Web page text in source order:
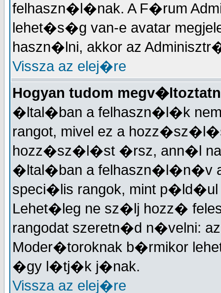
felhaszn�l�nak. A F�rum
lehet�s�g van-e avatar
haszn�lni, akkor az
Vissza az elej�re
Hogyan tudom
�ltal�ban a felhaszn�l�k
rangot, mivel ez a
hozz�sz�l�st �rsz, ann�l
�ltal�ban a felhaszn�l�n�v
speci�lis rangok, mint
Lehet�leg ne sz�lj hozz�
rangodat szeretn�d n�velni:
Moder�toroknak b�rmikor
�gy l�tj�k j�nak.
Vissza az elej�re